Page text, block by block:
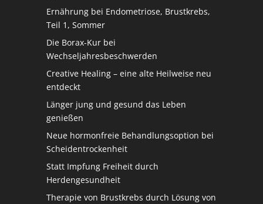
Ernährung bei Endometriose, Brustkrebs,
Teil 1, Sommer
Die Borax-Kur bei
Wechseljahresbeschwerden
Creative Healing – eine alte Heilweise neu
entdeckt
Länger jung und gesund das Leben
genießen
Neue hormonfreie Behandlungsoption bei
Scheidentrockenheit
Statt Impfung Freiheit durch
Herdengesundheit
Therapie von Brustkrebs durch Lösung von